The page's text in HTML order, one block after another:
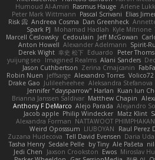
Humoud Al-Amiri Rasmus Hauge Arlene
Peter Mark Wittmann Pascal Scrivani Elias
Risk 📀 Andreea Cosma Dan Greenheck
Spark PJ Mohamad Hadlah Kyle Mitrione
Marcell Ceslowsky Cedoulain Jeff McGowan
Anton Howell Alexander Adelmann Spirit-
Derek Wight 幸史 松下 Eduardo Peter
yuijung seo
Imagined Realms Alani Sanders
Jason Cuthbertson Zerina Cmajcanin
Robin Nuen jeffsarge Alexandro Torres Volico72
Drake Gao Julileeheehee Aleksandra Stefanova
Jennifer "daysparrow" Harlan Kuan lun
Brianna Janssen Saldivar Matthew Chapin
Anthony F DeMarco Alejo Parada Alejandro
Jacob apple Philip Windecker Matz Klint
Alexandra Forman NATTAWOOT PHIMPHAKAN
Weird Oposssum LIUBOYAN Raul Perez
Zuzana Hudecova Tell David Evensen Daria
Tasha Henry Sedale Pelle by Tiny Ale Pašeta
Jedi Chen
Jaxson Crookston Ewos Miroslav